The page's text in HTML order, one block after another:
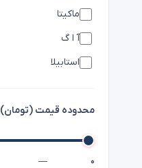
ماکیتا
آ ا گ
استابیلا
محدوده قیمت (تومان)
۰ —